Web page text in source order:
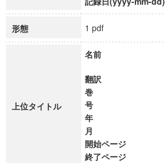
形態 1 pdf
上位タイトル
名前
翻訳
巻
号
年
月
開始ページ
終了ページ